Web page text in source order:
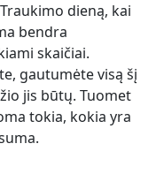
dieną, kai
bendra
skaičiai.
gautumėte visą šį
jis būtų. Tuomet
tokia, kokia yra